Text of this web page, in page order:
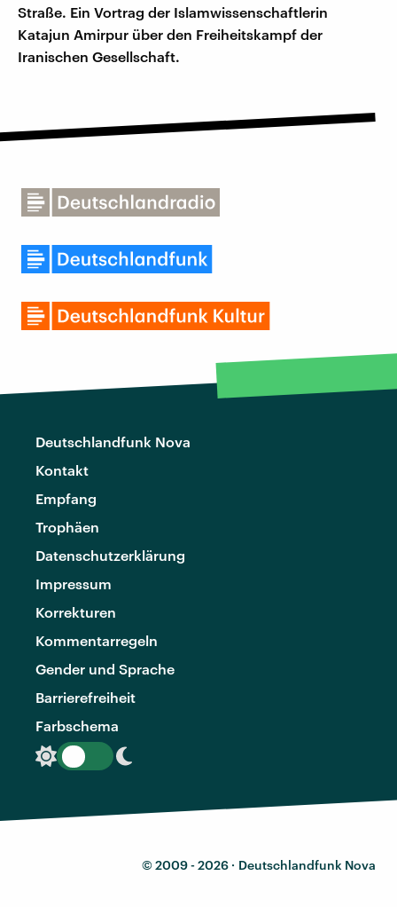
Straße. Ein Vortrag der Islamwissenschaftlerin
Katajun Amirpur über den Freiheitskampf der
Iranischen Gesellschaft.
Deutschlandfunk Nova
Kontakt
Empfang
Trophäen
Datenschutzerklärung
Impressum
Korrekturen
Kommentarregeln
Gender und Sprache
Barrierefreiheit
Farbschema
© 2009 - 2026 · Deutschlandfunk Nova